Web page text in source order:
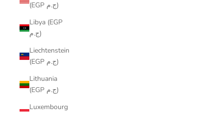
(EGP ج.م)
Libya (EGP
ج.م)
Liechtenstein
(EGP ج.م)
Lithuania
(EGP ج.م)
Luxembourg